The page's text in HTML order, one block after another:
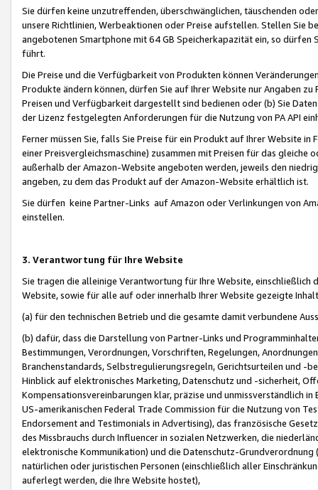
Sie dürfen keine unzutreffenden, überschwänglichen, täuschenden
unsere Richtlinien, Werbeaktionen oder Preise aufstellen. Stellen Sie
angebotenen Smartphone mit 64 GB Speicherkapazität ein, so dürfen
führt.
Die Preise und die Verfügbarkeit von Produkten können
Produkte ändern können, dürfen Sie auf Ihrer Website nur Angaben
Preisen und Verfügbarkeit dargestellt sind bedienen oder (b) Sie
der Lizenz festgelegten Anforderungen für die Nutzung von PA API
Ferner müssen Sie, falls Sie Preise für ein Produkt auf Ihrer Website
einer Preisvergleichsmaschine) zusammen mit Preisen für das
außerhalb der Amazon-Website angeboten werden, jeweils den
angeben, zu dem das Produkt auf der Amazon-Website erhältlich ist.
Sie dürfen keine Partner-Links auf Amazon oder Verlinkungen von
einstellen.
3. Verantwortung für Ihre Website
Sie tragen die alleinige Verantwortung für Ihre Website,
Website, sowie für alle auf oder innerhalb Ihrer Website gezeigte
(a) für den technischen Betrieb und die gesamte damit verbundene
(b) dafür, dass die Darstellung von Partner-Links und
Bestimmungen, Verordnungen, Vorschriften, Regelungen,
Branchenstandards, Selbstregulierungsregeln, Gerichtsurteilen und -
Hinblick auf elektronisches Marketing, Datenschutz und -sicherheit,
Kompensationsvereinbarungen klar, präzise und unmissverständlich
US-amerikanischen Federal Trade Commission für die Nutzung von
Endorsement and Testimonials in Advertising), das französische
des Missbrauchs durch Influencer in sozialen Netzwerken, die
elektronische Kommunikation) und die Datenschutz-
natürlichen oder juristischen Personen (einschließlich aller
auferlegt werden, die Ihre Website hostet),